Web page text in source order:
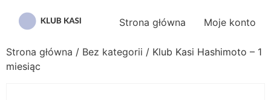
Strona główna Moje konto
Strona główna / Bez kategorii / Klub Kasi Hashimoto – 1
miesiąc